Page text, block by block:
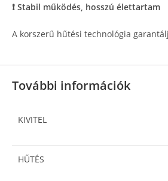
❗ Stabil működés, hosszú élettartam
A korszerű hűtési technológia
További információk
KIVITEL
HŰTÉS